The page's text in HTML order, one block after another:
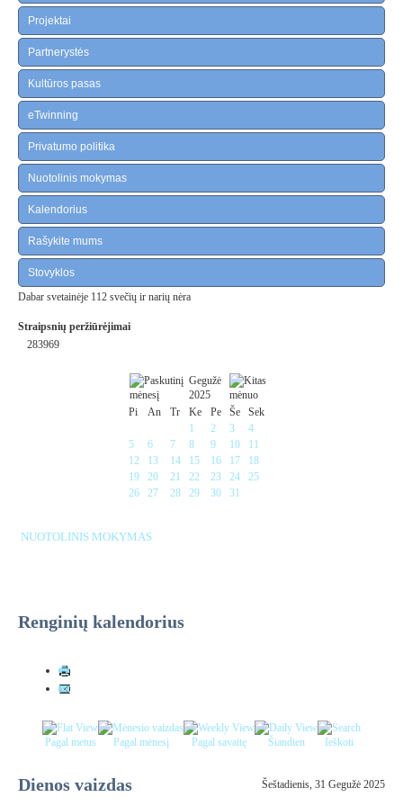
Projektai
Partnerystės
Kultūros pasas
eTwinning
Privatumo politika
Nuotolinis mokymas
Kalendorius
Rašykite mums
Stovyklos
Dabar svetainėje 112 svečių ir narių nėra
Straipsnių peržiūrėjimai
283969
Gegužė
2025
Pi
An Tr Ke Pe Še
Sek
1
2 3
4
5
6 7 8 9 10
11
12
13 14 15 16 17
18
19
20 21 22 23 24
25
26
27 28 29 30 31
NUOTOLINIS MOKYMAS
Renginių kalendorius
Pagal metus Pagal mėnesį Pagal savaitę Šiandien Ieškoti
Dienos vaizdas Šeštadienis, 31 Gegužė 2025